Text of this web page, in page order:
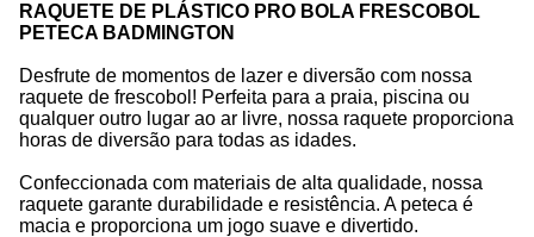
RAQUETE DE PLÁSTICO PRO BOLA FRESCOBOL
PETECA BADMINGTON
Desfrute de momentos de lazer e diversão com nossa
raquete de frescobol! Perfeita para a praia, piscina ou
qualquer outro lugar ao ar livre, nossa raquete proporciona
horas de diversão para todas as idades.
Confeccionada com materiais de alta qualidade, nossa
raquete garante durabilidade e resistência. A peteca é
macia e proporciona um jogo suave e divertido.